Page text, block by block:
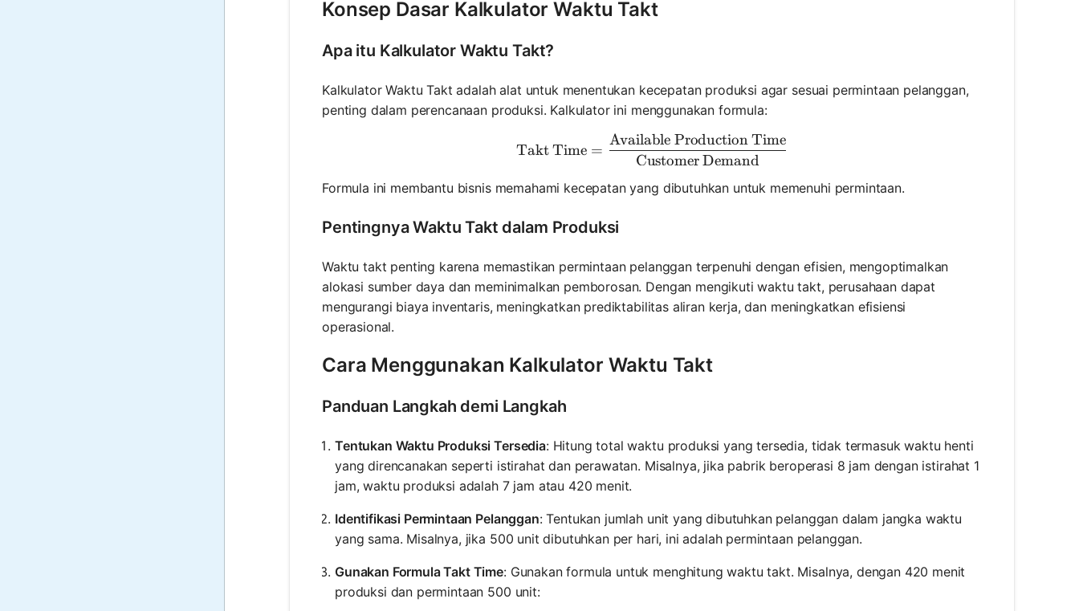
Konsep Dasar Kalkulator Waktu Takt
Apa itu Kalkulator Waktu Takt?
Kalkulator Waktu Takt adalah alat untuk menentukan kecepatan produksi agar sesuai permintaan pelanggan,
penting dalam perencanaan produksi. Kalkulator ini menggunakan formula:
\text{Takt Time} = \frac{\text{Available Production
Takt Time =
Customer Demand
Available Production Time
Formula ini membantu bisnis memahami kecepatan yang dibutuhkan untuk memenuhi permintaan.
Pentingnya Waktu Takt dalam Produksi
Waktu takt penting karena memastikan permintaan pelanggan terpenuhi dengan efisien, mengoptimalkan
alokasi sumber daya dan meminimalkan pemborosan. Dengan mengikuti waktu takt, perusahaan dapat
mengurangi biaya inventaris, meningkatkan prediktabilitas aliran kerja, dan meningkatkan efisiensi
operasional.
Cara Menggunakan Kalkulator Waktu Takt
Panduan Langkah demi Langkah
Tentukan Waktu Produksi Tersedia: Hitung total waktu produksi yang tersedia, tidak termasuk waktu henti
yang direncanakan seperti istirahat dan perawatan. Misalnya, jika pabrik beroperasi 8 jam dengan istirahat 1
jam, waktu produksi adalah 7 jam atau 420 menit.
Identifikasi Permintaan Pelanggan: Tentukan jumlah unit yang dibutuhkan pelanggan dalam jangka waktu
yang sama. Misalnya, jika 500 unit dibutuhkan per hari, ini adalah permintaan pelanggan.
Gunakan Formula Takt Time: Gunakan formula untuk menghitung waktu takt. Misalnya, dengan 420 menit
produksi dan permintaan 500 unit: